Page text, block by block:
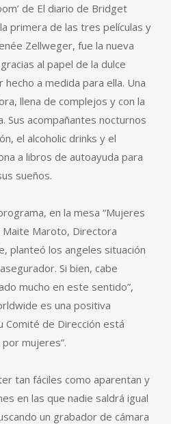
de El diario de Bridget
primera de las tres películas y
Zellweger, fue la nueva
al papel de la dulce
a medida para ella. Una
llena de complejos y con la
Sus acompañantes nocturnos
el alcoholic drinks y el
a libros de autoayuda para
sueños.
en la mesa “Mujeres
Maite Maroto, Directora
planteó los angeles situación
Si bien, cabe
mucho en este sentido”,
es una positiva
Comité de Dirección está
mujeres”.
tan fáciles como aparentan y
en las que nadie saldrá igual
un grabador de cámara